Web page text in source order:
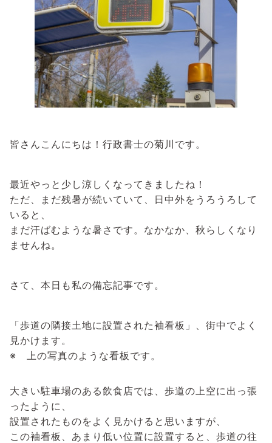
皆さんこんにちは！行政書士の菊川です。
最近やっと少し涼しくなってきましたね！
ただ、まだ残暑が続いていて、日中外をうろうろして
いると、
まだ汗ばむような暑さです。なかなか、秋らしくなり
ませんね。
さて、本日も私の備忘記事です。
「歩道の隣接土地に設置された袖看板」、街中でよく
見かけます。
※ 上の写真のような看板です。
大きい駐車場のある飲食店では、歩道の上空に出っ張
ったように、
設置されたものをよく見かけると思いますが、
この袖看板、あまり低い位置に設置すると、歩道の往